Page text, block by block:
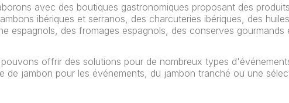
avec des boutiques gastronomiques proposant des
ibériques et serranos, des charcuteries ibériques, des
espagnols, des fromages espagnols, des conserves gourmands
offrir des solutions pour de nombreux types
de jambon pour les événements, du jambon tranché ou une